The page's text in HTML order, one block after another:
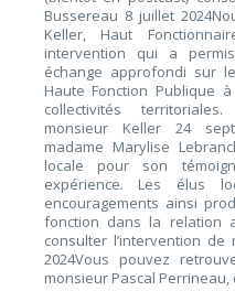
Bussereau 8 juillet
Keller, Haut
intervention qui a
échange approfondi sur
Haute Fonction Publique
collectivités
monsieur Keller 24
madame Marylise
locale pour son
expérience. Les élus
encouragements ainsi
fonction dans la relation
consulter l’intervention
2024Vous pouvez
monsieur Pascal